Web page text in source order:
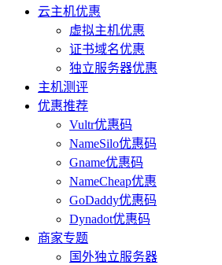
云主机优惠
虚拟主机优惠
证书域名优惠
独立服务器优惠
主机测评
优惠推荐
Vultr优惠码
NameSilo优惠码
Gname优惠码
NameCheap优惠
GoDaddy优惠码
Dynadot优惠码
商家专题
国外独立服务器